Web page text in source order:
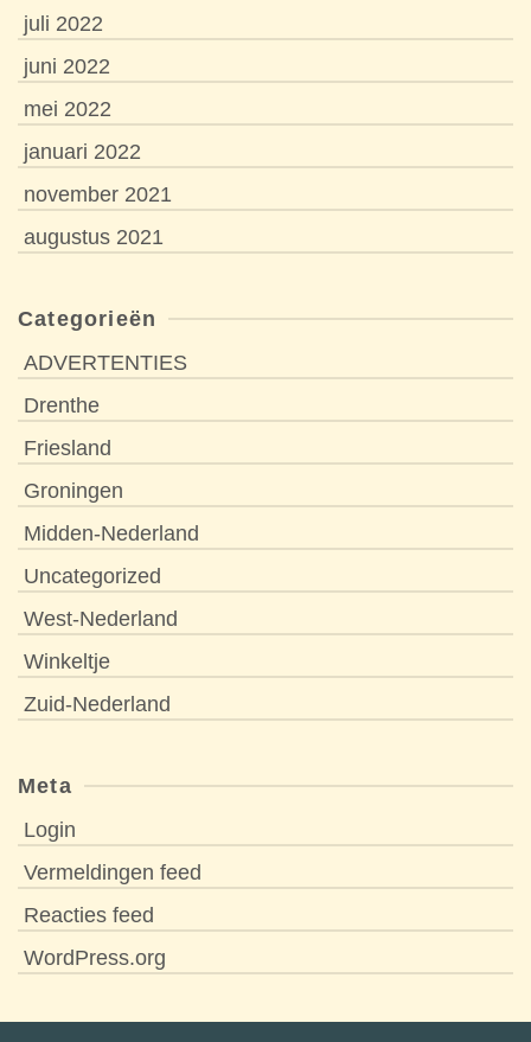
juli 2022
juni 2022
mei 2022
januari 2022
november 2021
augustus 2021
Categorieën
ADVERTENTIES
Drenthe
Friesland
Groningen
Midden-Nederland
Uncategorized
West-Nederland
Winkeltje
Zuid-Nederland
Meta
Login
Vermeldingen feed
Reacties feed
WordPress.org